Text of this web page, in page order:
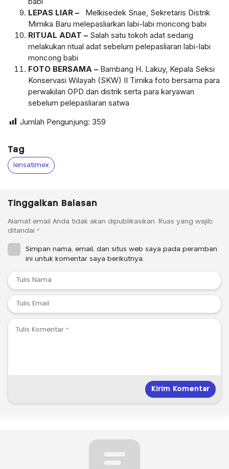
LEPAS LIAR –
Melkisedek Snae, Sekretaris Distrik
Mimika Baru melepasliarkan labi-labi moncong babi
RITUAL ADAT – Salah satu tokoh adat sedang
melakukan ritual adat sebelum pelepasliaran labi-labi
moncong babi
FOTO BERSAMA – Bambang H. Lakuy, Kepala Seksi
Konservasi Wilayah (SKW) II Timika foto bersama para
perwakilan OPD dan distrik serta para karyawan
sebelum pelepasliaran satwa
Jumlah Pengunjung: 359
Tag
lensatimex
Tinggalkan Balasan
Alamat email Anda tidak akan dipublikasikan. Ruas yang wajib
ditandai *
Simpan nama, email, dan situs web saya pada peramban
ini untuk komentar saya berikutnya.